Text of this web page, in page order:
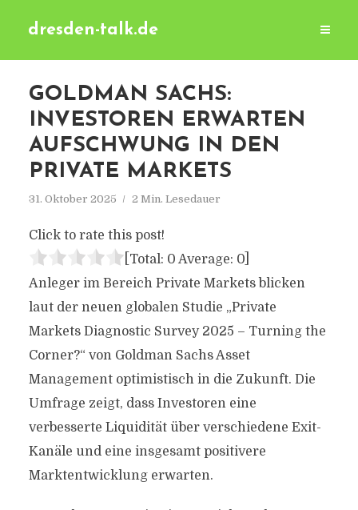
dresden-talk.de
GOLDMAN SACHS:
INVESTOREN ERWARTEN
AUFSCHWUNG IN DEN
PRIVATE MARKETS
31. Oktober 2025 2 Min. Lesedauer
Click to rate this post!
[Total: 0 Average: 0]
Anleger im Bereich Private Markets blicken
laut der neuen globalen Studie „Private
Markets Diagnostic Survey 2025 – Turning the
Corner?“ von Goldman Sachs Asset
Management optimistisch in die Zukunft. Die
Umfrage zeigt, dass Investoren eine
verbesserte Liquidität über verschiedene Exit-
Kanäle und eine insgesamt positivere
Marktentwicklung erwarten.